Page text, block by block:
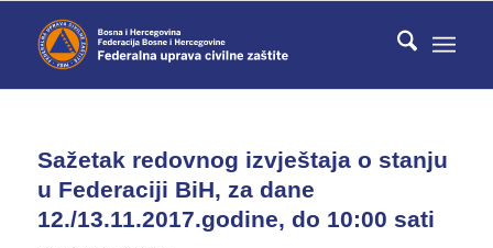
Sažetak redovnog izvještaja o stanju
u Federaciji BiH, za dane
12./13.11.2017.godine, do 10:00 sati